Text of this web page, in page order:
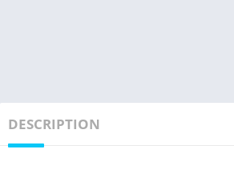
DESCRIPTION